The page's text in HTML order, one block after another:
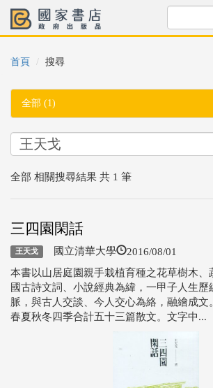
首頁 搜尋
全部 (1)
全部 相關搜尋結果 共 1 筆
三四園閑話
王天戈 國立清華大學 2016/08/01
本書以山居庭園親手栽植育種之花草樹木、
國古詩文詞、小說經典為緯，一甲子人生歷
脈，與古人交談、今人交心為絡，融繪成文
春夏秋冬四季合計五十三篇散文。文字中...